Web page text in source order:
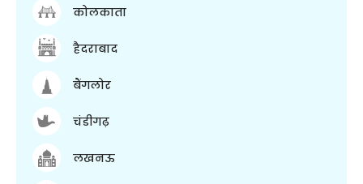
कोलकाता
हैदराबाद
बैंगलोर
चंडीगढ़
लखनऊ